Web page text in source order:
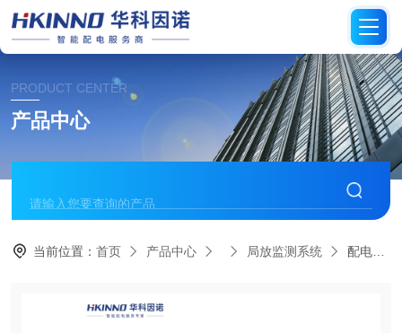
PRODUCT CENTER
产品中心
当前位置：首页 产品中心 局放监测系统 配电房局放监测传感器